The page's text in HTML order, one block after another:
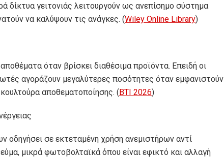
δίκτυα γειτονιάς λειτουργούν ως ανεπίσημο σύστημα
να καλύψουν τις ανάγκες. (Wiley Online Library)
όταν βρίσκει διαθέσιμα προϊόντα. Επειδή οι
αγοράζουν μεγαλύτερες ποσότητες όταν εμφανιστούν
αποθεματοποίησης. (BTI 2026)
οδηγήσει σε εκτεταμένη χρήση ανεμιστήρων αντί
μικρά φωτοβολταϊκά όπου είναι εφικτό και αλλαγή